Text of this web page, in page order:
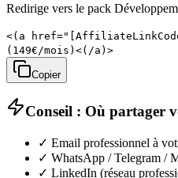
Redirige vers le pack
<(a
(149€/mois)<(/a)>
Copier
Conseil : Où partager
✓ Email professionnel à
✓ WhatsApp / Telegram /
✓ LinkedIn (réseau